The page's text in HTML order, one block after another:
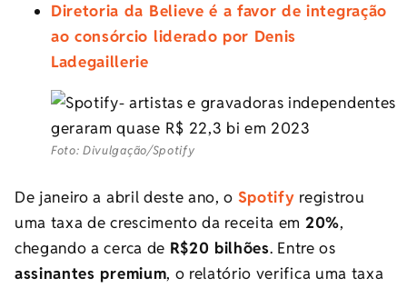
Diretoria da Believe é a favor de integração
ao consórcio liderado por Denis
Ladegaillerie
Foto: Divulgação/Spotify
De janeiro a abril deste ano, o Spotify registrou
uma taxa de crescimento da receita em 20%,
chegando a cerca de R$20 bilhões. Entre os
assinantes premium, o relatório verifica uma taxa